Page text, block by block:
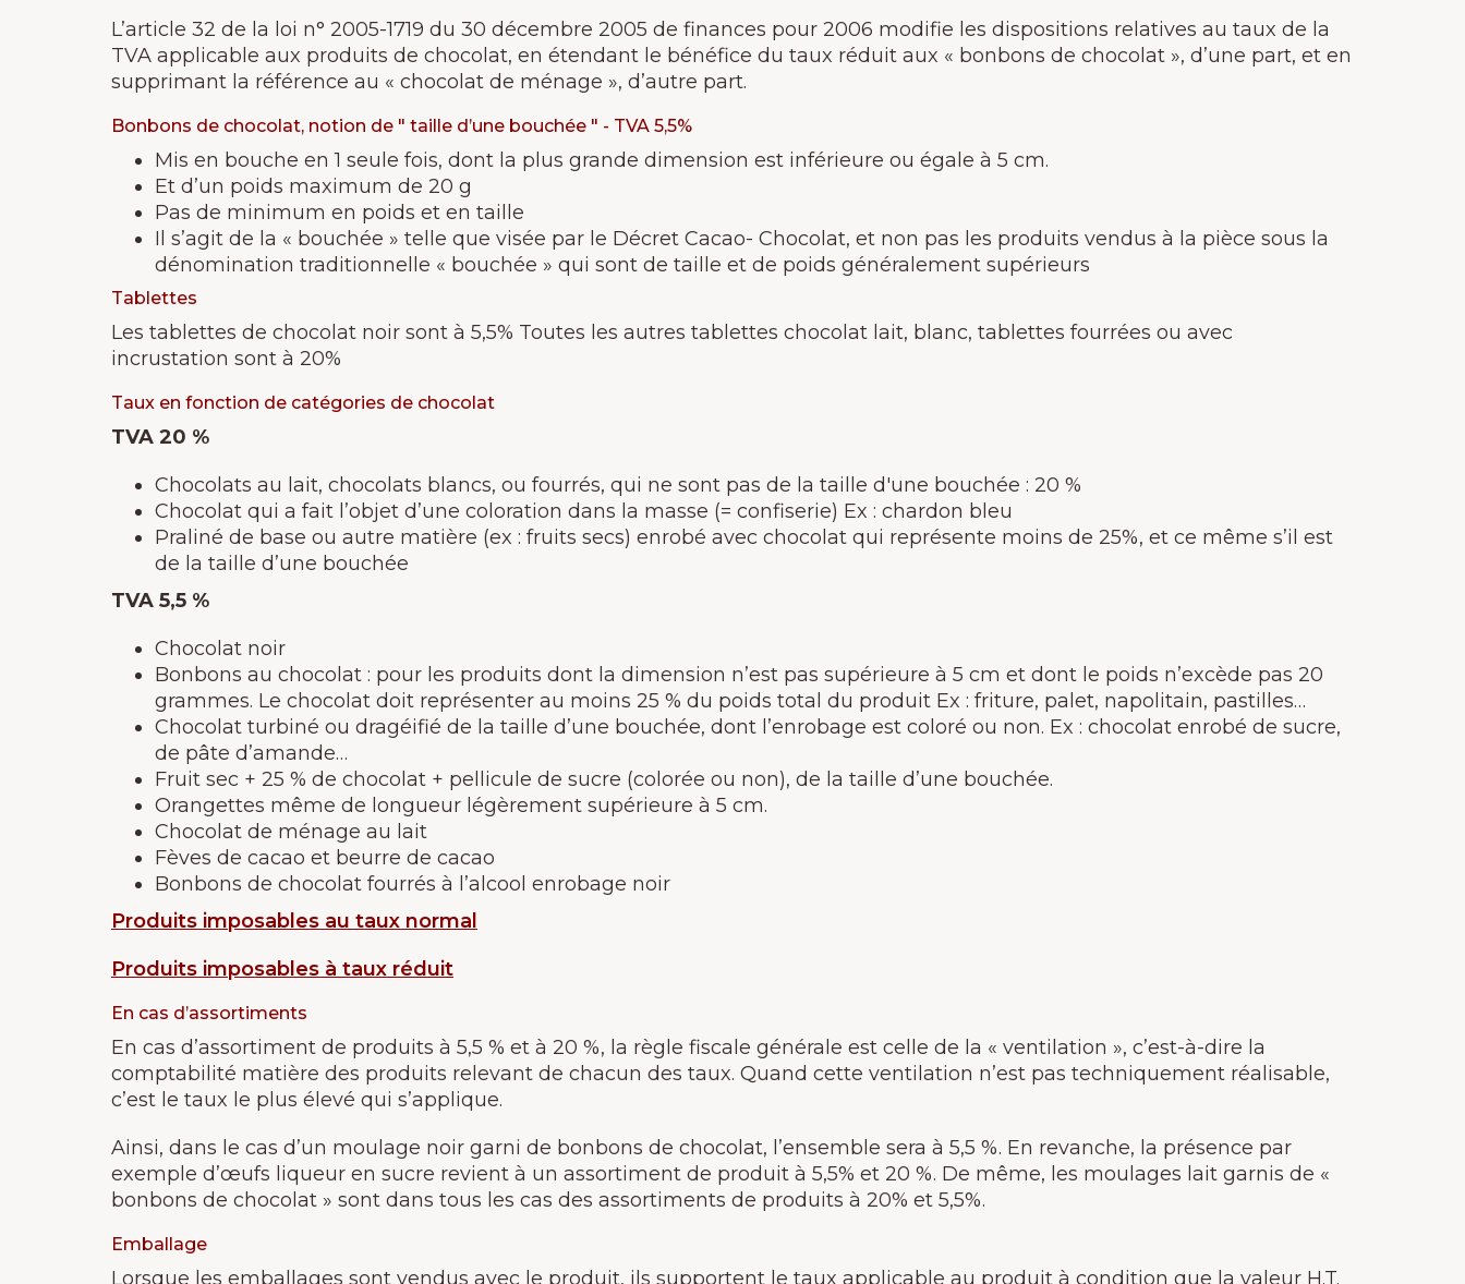
L’article 32 de la loi n° 2005-1719 du 30 décembre 2005 de finances pour 2006 modifie les dispositions relatives au taux de la
TVA applicable aux produits de chocolat, en étendant le bénéfice du taux réduit aux « bonbons de chocolat », d’une part, et en
supprimant la référence au « chocolat de ménage », d’autre part.
Bonbons de chocolat, notion de " taille d’une bouchée " - TVA 5,5%
Mis en bouche en 1 seule fois, dont la plus grande dimension est inférieure ou égale à 5 cm.
Et d’un poids maximum de 20 g
Pas de minimum en poids et en taille
Il s’agit de la « bouchée » telle que visée par le Décret Cacao- Chocolat, et non pas les produits vendus à la pièce sous la
dénomination traditionnelle « bouchée » qui sont de taille et de poids généralement supérieurs
Tablettes
Les tablettes de chocolat noir sont à 5,5% Toutes les autres tablettes chocolat lait, blanc, tablettes fourrées ou avec
incrustation sont à 20%
Taux en fonction de catégories de chocolat
TVA 20 %
Chocolats au lait, chocolats blancs, ou fourrés, qui ne sont pas de la taille d'une bouchée : 20 %
Chocolat qui a fait l’objet d’une coloration dans la masse (= confiserie) Ex : chardon bleu
Praliné de base ou autre matière (ex : fruits secs) enrobé avec chocolat qui représente moins de 25%, et ce même s’il est
de la taille d’une bouchée
TVA 5,5 %
Chocolat noir
Bonbons au chocolat : pour les produits dont la dimension n’est pas supérieure à 5 cm et dont le poids n’excède pas 20
grammes. Le chocolat doit représenter au moins 25 % du poids total du produit Ex : friture, palet, napolitain, pastilles…
Chocolat turbiné ou dragéifié de la taille d’une bouchée, dont l’enrobage est coloré ou non. Ex : chocolat enrobé de sucre,
de pâte d’amande…
Fruit sec + 25 % de chocolat + pellicule de sucre (colorée ou non), de la taille d’une bouchée.
Orangettes même de longueur légèrement supérieure à 5 cm.
Chocolat de ménage au lait
Fèves de cacao et beurre de cacao
Bonbons de chocolat fourrés à l’alcool enrobage noir
Produits imposables au taux normal
Produits imposables à taux réduit
En cas d’assortiments
En cas d’assortiment de produits à 5,5 % et à 20 %, la règle fiscale générale est celle de la « ventilation », c’est-à-dire la
comptabilité matière des produits relevant de chacun des taux. Quand cette ventilation n’est pas techniquement réalisable,
c’est le taux le plus élevé qui s’applique.
Ainsi, dans le cas d’un moulage noir garni de bonbons de chocolat, l’ensemble sera à 5,5 %. En revanche, la présence par
exemple d’œufs liqueur en sucre revient à un assortiment de produit à 5,5% et 20 %. De même, les moulages lait garnis de «
bonbons de chocolat » sont dans tous les cas des assortiments de produits à 20% et 5,5%.
Emballage
Lorsque les emballages sont vendus avec le produit, ils supportent le taux applicable au produit à condition que la valeur H.T.